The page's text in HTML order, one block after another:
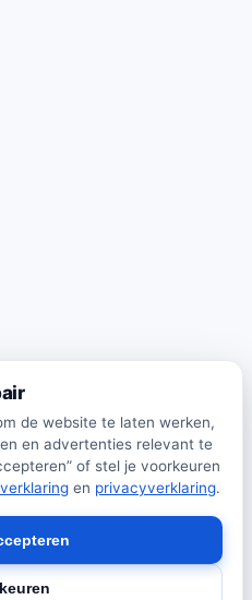
de website te laten werken,
en advertenties relevant te
of stel je voorkeuren
en privacyverklaring.